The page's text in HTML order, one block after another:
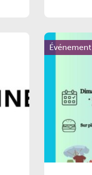
Événement